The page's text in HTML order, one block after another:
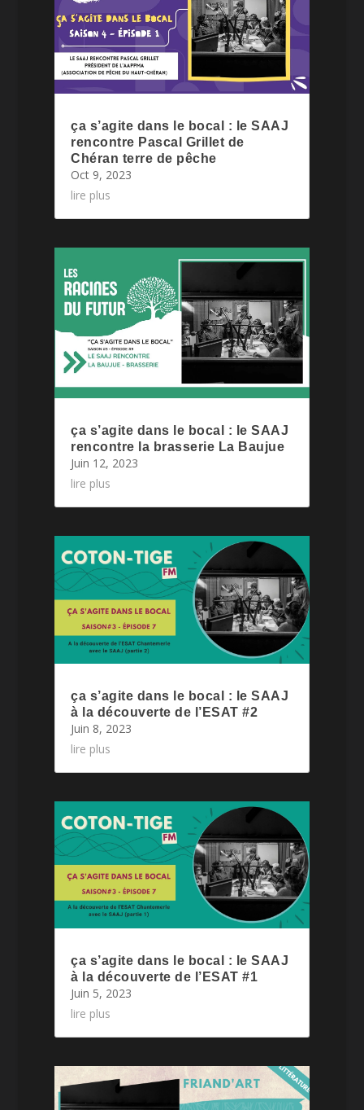
ça s’agite dans le bocal : le SAAJ
rencontre Pascal Grillet de
Chéran terre de pêche
Oct 9, 2023
lire plus
ça s’agite dans le bocal : le SAAJ
rencontre la brasserie La Baujue
Juin 12, 2023
lire plus
ça s’agite dans le bocal : le SAAJ
à la découverte de l’ESAT #2
Juin 8, 2023
lire plus
ça s’agite dans le bocal : le SAAJ
à la découverte de l’ESAT #1
Juin 5, 2023
lire plus